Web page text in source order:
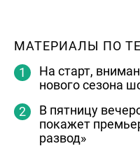
МАТЕРИАЛЫ ПО
На старт,
нового сезона
В пятницу
покажет
развод»